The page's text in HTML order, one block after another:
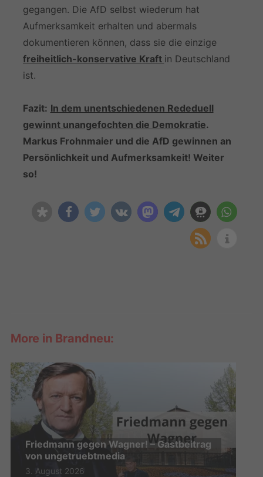
gegangen. Die AfD selbst wiederum hat
Aufmerksamkeit erhalten und abermals
dokumentieren können, dass sie die einzige
freiheitlich-konservative Kraft in Deutschland
ist.
Fazit: In dem unentschiedenen Rededuell
gewinnt unangefochten die Demokratie.
Markus Frohnmaier und die AfD gewinnen an
Persönlichkeit und Aufmerksamkeit! Weiter
so!
More in Brandneu:
Friedmann gegen Wagner! – Gastbeitrag
von ungetruebtmedia
3. August 2026